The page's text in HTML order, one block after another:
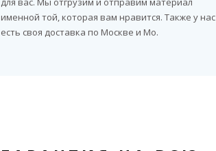
именной той, которая вам нравится. Также у нас
есть своя доставка по Москве и Мо.